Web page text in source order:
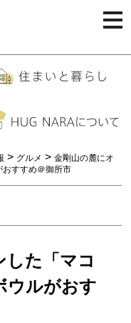
> グルメ > 金剛山の麓にオ
すすめ＠御所市
した「マコ
ルがおす